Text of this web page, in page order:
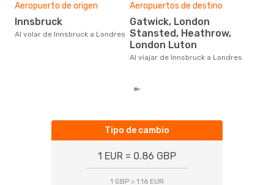
Aeropuerto de origen
Innsbruck
Al volar de Innsbruck a Londres
Aeropuertos de destino
Gatwick, London
Stansted, Heathrow,
London Luton
Al viajar de Innsbruck a Londres
Tipo de cambio
1 EUR = 0.86 GBP
1 GBP = 1.16 EUR